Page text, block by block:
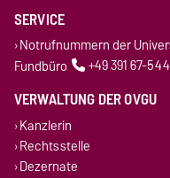
SERVICE
Notrufnummern der
Fundbüro
+49 391 67-
VERWALTUNG DER OVGU
Kanzlerin
Rechtsstelle
Dezernate